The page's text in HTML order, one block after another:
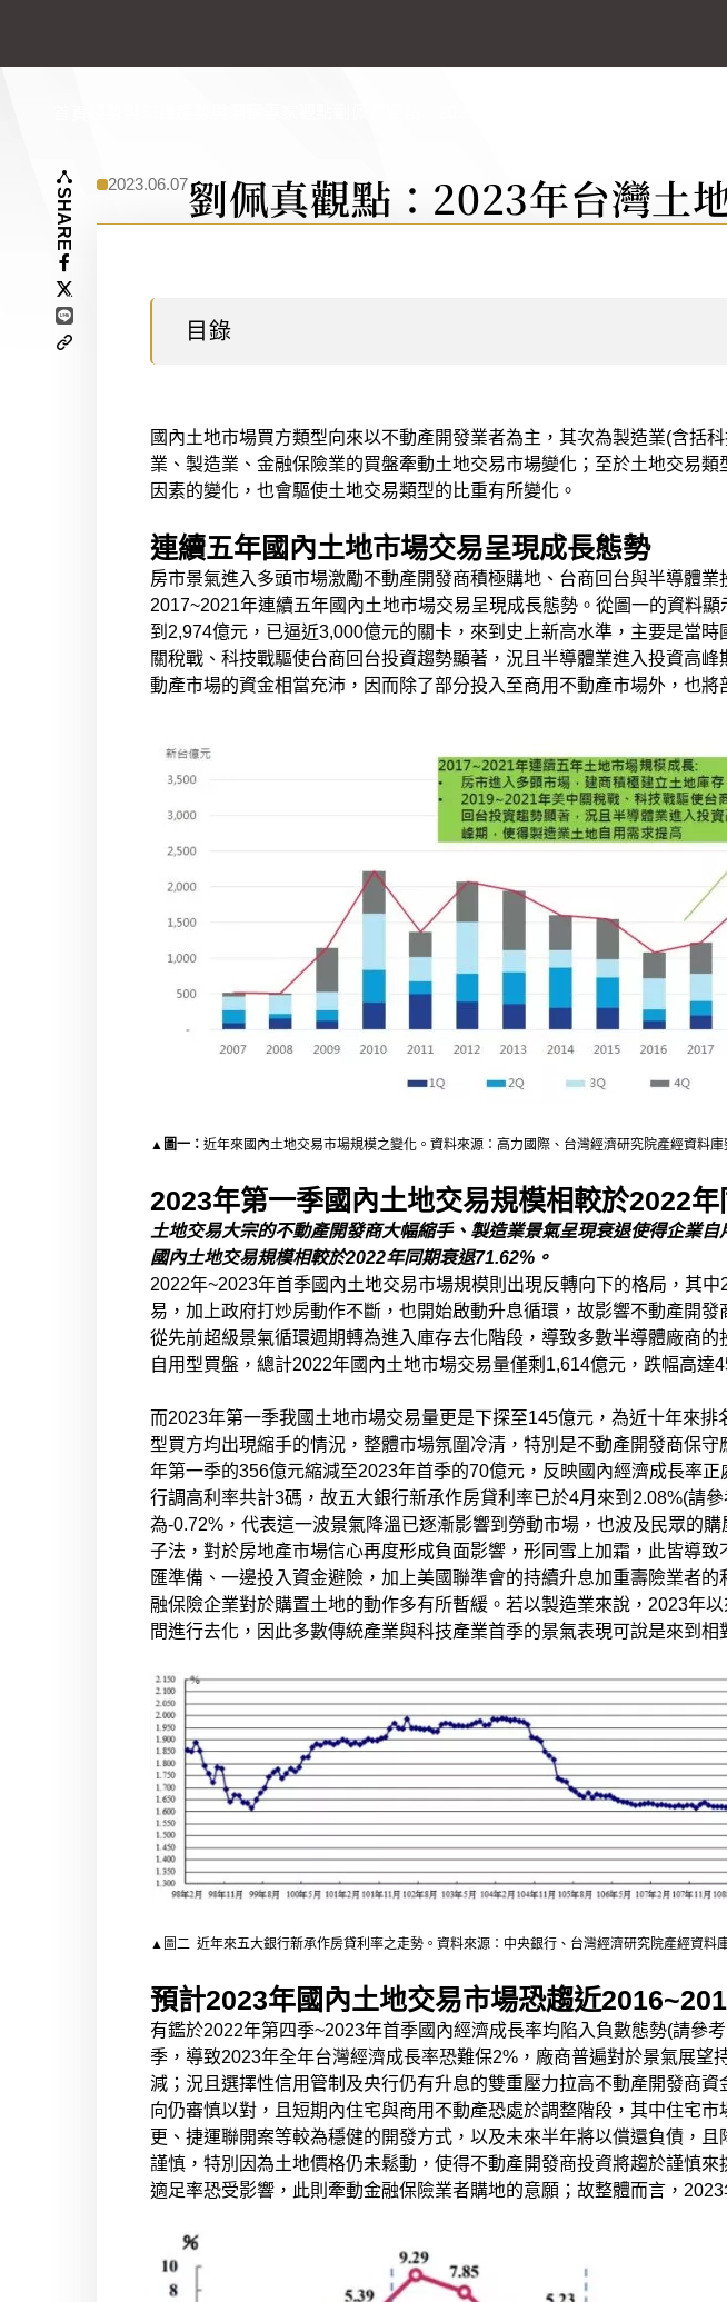
SHARE
2023.06.07劉佩真觀點：2023年台灣土
目錄
國內土地市場買方類型向來以不動產開發業者為主，其次為製造業(含括
業、製造業、金融保險業的買盤牽動土地交易市場變化；至於土地交易
因素的變化，也會驅使土地交易類型的比重有所變化。
連續五年國內土地市場交易呈現成長態勢
房市景氣進入多頭市場激勵不動產開發商積極購地、台商回台與半導體
2017~2021年連續五年國內土地市場交易呈現成長態勢。從圖一的資料
到2,974億元，已逼近3,000億元的關卡，來到史上新高水準，主要是當
關稅戰、科技戰驅使台商回台投資趨勢顯著，況且半導體業進入投資高
動產市場的資金相當充沛，因而除了部分投入至商用不動產市場外，也將
▲圖一： 近年來國內土地交易市場規模之變化。資料來源：高力國際、台灣經濟研究院產經資料庫
2023年第一季國內土地交易規模相較於2022
土地交易大宗的不動產開發商大幅縮手、製造業景氣呈現衰退使得企業
國內土地交易規模相較於2022年同期衰退71.62%。
2022年~2023年首季國內土地交易市場規模則出現反轉向下的格局，其
易，加上政府打炒房動作不斷，也開始啟動升息循環，故影響不動產開
從先前超級景氣循環週期轉為進入庫存去化階段，導致多數半導體廠商
自用型買盤，總計2022年國內土地市場交易量僅剩1,614億元，跌幅高達
而2023年第一季我國土地市場交易量更是下探至145億元，為近十年來
型買方均出現縮手的情況，整體市場氛圍冷清，特別是不動產開發商保
年第一季的356億元縮減至2023年首季的70億元，反映國內經濟成長率
行調高利率共計3碼，故五大銀行新承作房貸利率已於4月來到2.08%(請
為-0.72%，代表這一波景氣降溫已逐漸影響到勞動市場，也波及民眾的
子法，對於房地產市場信心再度形成負面影響，形同雪上加霜，此皆導
匯準備、一邊投入資金避險，加上美國聯準會的持續升息加重壽險業者
融保險企業對於購置土地的動作多有所暫緩。若以製造業來說，2023年
間進行去化，因此多數傳統產業與科技產業首季的景氣表現可說是來到
▲ 圖二 近年來五大銀行新承作房貸利率之走勢。資料來源：中央銀行、台灣經濟研究院產經資料
預計2023年國內土地交易市場恐趨近
有鑑於2022年第四季~2023年首季國內經濟成長率均陷入負數態勢(請參
季，導致2023年全年台灣經濟成長率恐難保2%，廠商普遍對於景氣展
減；況且選擇性信用管制及央行仍有升息的雙重壓力拉高不動產開發商
向仍審慎以對，且短期內住宅與商用不動產恐處於調整階段，其中住宅
更、捷運聯開案等較為穩健的開發方式，以及未來半年將以償還負債，
謹慎，特別因為土地價格仍未鬆動，使得不動產開發商投資將趨於謹慎
適足率恐受影響，此則牽動金融保險業者購地的意願；故整體而言，